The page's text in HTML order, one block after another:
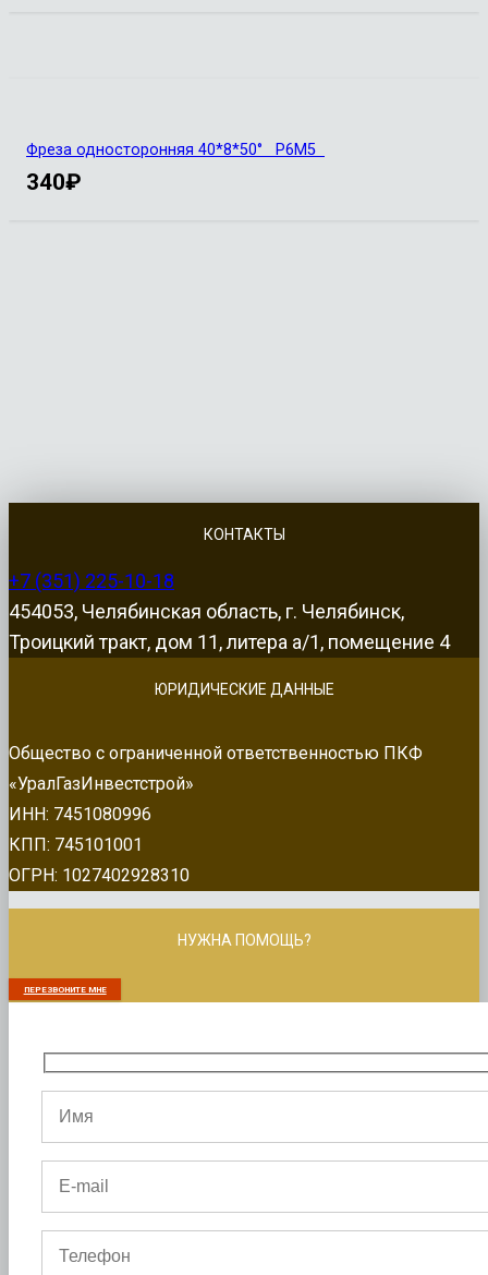
Фреза односторонняя 40*8*50° Р6М5
340₽
КОНТАКТЫ
+7 (351) 225-10-18
454053, Челябинская область, г. Челябинск,
Троицкий тракт, дом 11, литера а/1, помещение 4
ЮРИДИЧЕСКИЕ ДАННЫЕ
Общество с ограниченной ответственностью ПКФ
«УралГазИнвестстрой»
ИНН: 7451080996
КПП: 745101001
ОГРН: 1027402928310
НУЖНА ПОМОЩЬ?
ПЕРЕЗВОНИТЕ МНЕ